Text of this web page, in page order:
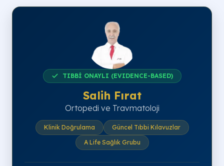
TIBBİ ONAYLI (EVIDENCE-BASED)
Salih Fırat
Ortopedi ve Travmatoloji
Klinik Doğrulama
Güncel Tıbbi Kılavuzlar
A Life Sağlık Grubu